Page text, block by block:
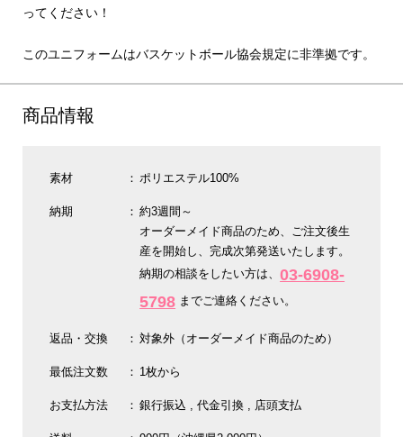
ってください！
このユニフォームはバスケットボール協会規定に非準拠です。
商品情報
素材 ポリエステル100%
納期
約3週間～
オーダーメイド商品のため、ご注文後生
産を開始し、完成次第発送いたします。
納期の相談をしたい方は、03-6908-
5798 までご連絡ください。
返品・交換 対象外（オーダーメイド商品のため）
最低注文数 1枚から
お支払方法 銀行振込 代金引換 店頭支払